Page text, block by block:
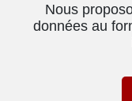
Nous
données au